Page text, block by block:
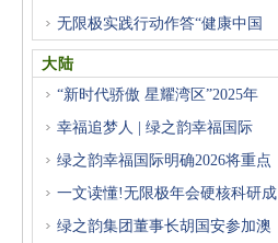
总裁
无限极实践行动作答“健康中国
大陆
“新时代骄傲 星耀湾区”2025年
幸福追梦人 | 绿之韵幸福国际
绿之韵幸福国际明确2026将重点
一文读懂!无限极年会硬核科研成
绿之韵集团董事长胡国安参加澳